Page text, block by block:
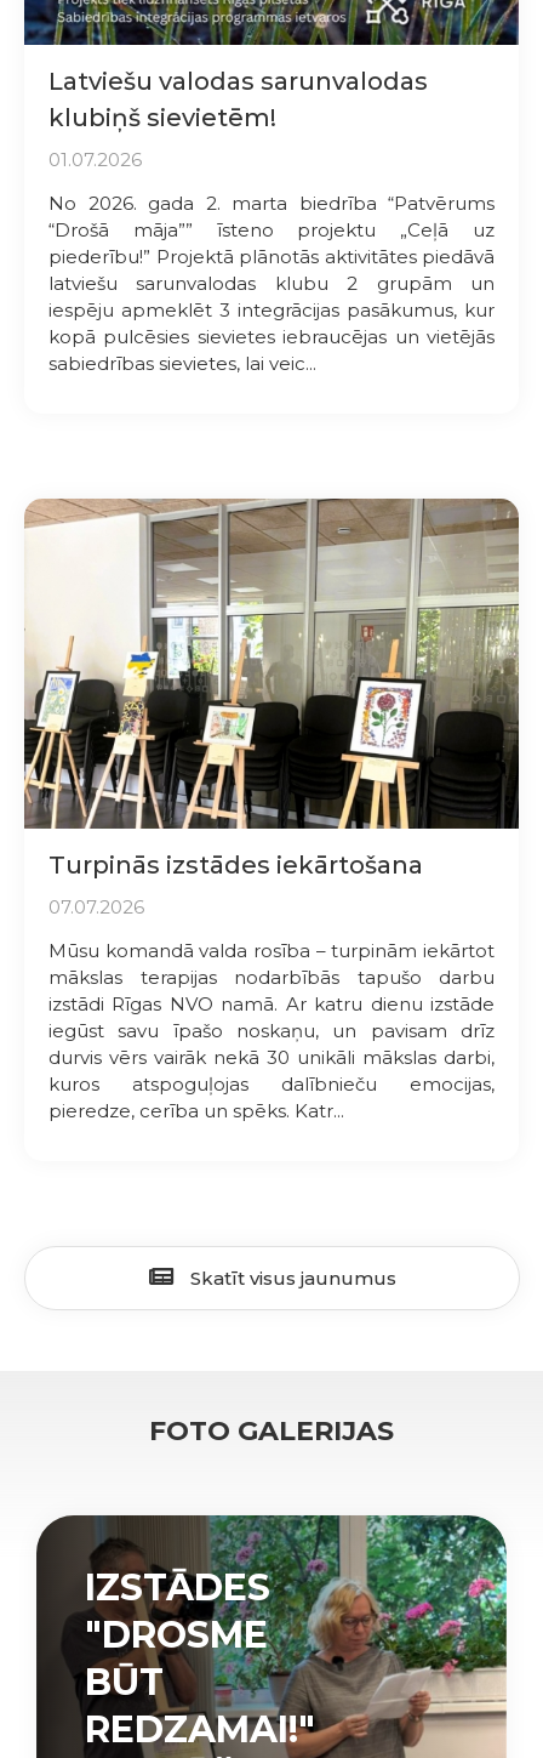
Latviešu valodas sarunvalodas
klubiņš sievietēm!
01.07.2026
No 2026. gada 2. marta biedrība “Patvērums
“Drošā māja”” īsteno projektu „Ceļā uz
piederību!” Projektā plānotās aktivitātes piedāvā
latviešu sarunvalodas klubu 2 grupām un
iespēju apmeklēt 3 integrācijas pasākumus, kur
kopā pulcēsies sievietes iebraucējas un vietējās
sabiedrības sievietes, lai veic...
Turpinās izstādes iekārtošana
07.07.2026
Mūsu komandā valda rosība – turpinām iekārtot
mākslas terapijas nodarbībās tapušo darbu
izstādi Rīgas NVO namā. Ar katru dienu izstāde
iegūst savu īpašo noskaņu, un pavisam drīz
durvis vērs vairāk nekā 30 unikāli mākslas darbi,
kuros atspoguļojas dalībnieču emocijas,
pieredze, cerība un spēks. Katr...
Skatīt visus jaunumus
FOTO GALERIJAS
IZSTĀDES
"DROSME
BŪT
REDZAMAI!"